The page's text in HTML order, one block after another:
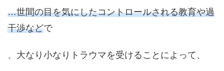
…世間の目を気にしたコントロールされる教育や過
干渉などで
、大なり小なりトラウマを受けることによって、